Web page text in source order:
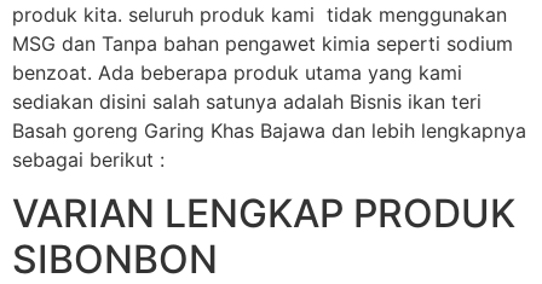
produk kita. seluruh produk kami tidak menggunakan
MSG dan Tanpa bahan pengawet kimia seperti sodium
benzoat. Ada beberapa produk utama yang kami
sediakan disini salah satunya adalah Bisnis ikan teri
Basah goreng Garing Khas Bajawa dan lebih lengkapnya
sebagai berikut :
VARIAN LENGKAP PRODUK
SIBONBON